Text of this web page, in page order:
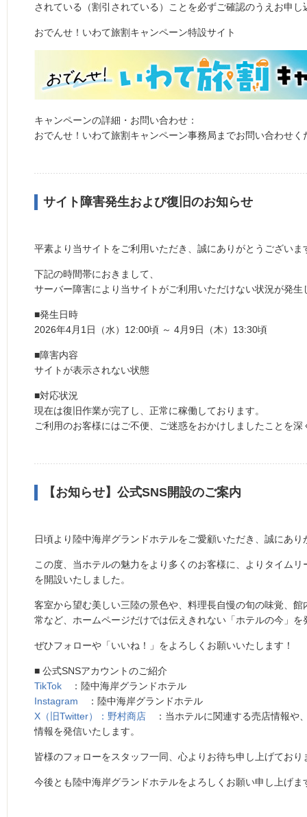
されている（割引されている）ことを必ずご確認のうえお申し
おでんせ！いわて旅割キャンペーン特設サイト
キャンペーンの詳細・お問い合わせ：
おでんせ！いわて旅割キャンペーン事務局までお問い合わせく
サイト障害発生および復旧のお知らせ
平素より当サイトをご利用いただき、誠にありがとうございま
下記の時間帯におきまして、
サーバー障害により当サイトがご利用いただけない状況が発生
■発生日時
2026年4月1日（水）12:00頃 ～ 4月9日（木）13:30頃
■障害内容
サイトが表示されない状態
■対応状況
現在は復旧作業が完了し、正常に稼働しております。
ご利用のお客様にはご不便、ご迷惑をおかけしましたことを
【お知らせ】公式SNS開設のご案内
日頃より陸中海岸グランドホテルをご愛顧いただき、誠にあり
この度、当ホテルの魅力をより多くのお客様に、よりタイム
を開設いたしました。
客室から望む美しい三陸の景色や、料理長自慢の旬の味覚、
常など、ホームページだけでは伝えきれない「ホテルの今」を
ぜひフォローや「いいね！」をよろしくお願いいたします！
■ 公式SNSアカウントのご紹介
TikTok ：陸中海岸グランドホテル
Instagram ：陸中海岸グランドホテル
X（旧Twitter）：野村商店 ：当ホテルに関連する売店情報や
情報を発信いたします。
皆様のフォローをスタッフ一同、心よりお待ち申し上げており
今後とも陸中海岸グランドホテルをよろしくお願い申し上げま